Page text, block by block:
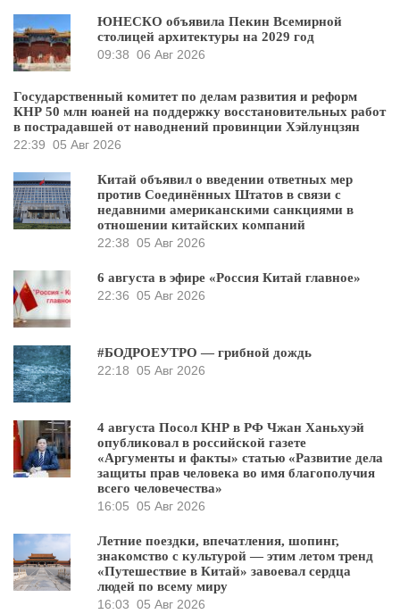
ЮНЕСКО объявила Пекин Всемирной
столицей архитектуры на 2029 год
09:38 06 Авг 2026
Государственный комитет по делам развития и реформ
КНР 50 млн юаней на поддержку восстановительных работ
в пострадавшей от наводнений провинции Хэйлунцзян
22:39 05 Авг 2026
Китай объявил о введении ответных мер
против Соединённых Штатов в связи с
недавними американскими санкциями в
отношении китайских компаний
22:38 05 Авг 2026
6 августа в эфире «Россия Китай главное»
22:36 05 Авг 2026
#БОДРОЕУТРО — грибной дождь
22:18 05 Авг 2026
4 августа Посол КНР в РФ Чжан Ханьхуэй
опубликовал в российской газете
«Аргументы и факты» статью «Развитие дела
защиты прав человека во имя благополучия
всего человечества»
16:05 05 Авг 2026
Летние поездки, впечатления, шопинг,
знакомство с культурой — этим летом тренд
«Путешествие в Китай» завоевал сердца
людей по всему миру
16:03 05 Авг 2026